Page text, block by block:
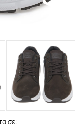
σε: